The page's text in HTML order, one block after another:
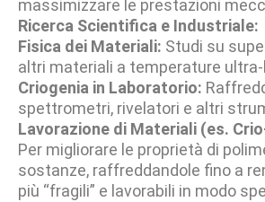
massimizzare le prestazioni
Ricerca Scientifica e Industriale:
Fisica dei Materiali: Studi su
altri materiali a temperature
Criogenia in Laboratorio:
spettrometri, rivelatori e altri
Lavorazione di Materiali (es.
Per migliorare le proprietà di
sostanze, raffreddandole fino a
più “fragili” e lavorabili in modo